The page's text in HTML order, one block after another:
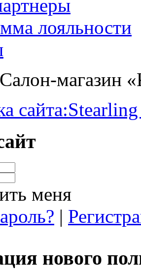
лояльности
магазин
сайта:
меня
|
нового